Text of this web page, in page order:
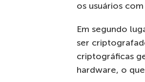
os usuários
Em segundo
ser
criptográficas
hardware, o